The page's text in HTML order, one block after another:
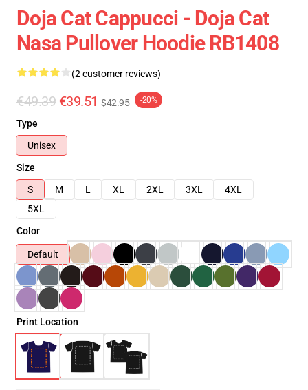
Doja Cat Cappucci - Doja Cat
Nasa Pullover Hoodie RB1408
(2 customer reviews)
€49.39 €39.51 $42.95 -20%
Type
Unisex
Size
S
M L XL 2XL 3XL
4XL
5XL
Color
Default
Print Location